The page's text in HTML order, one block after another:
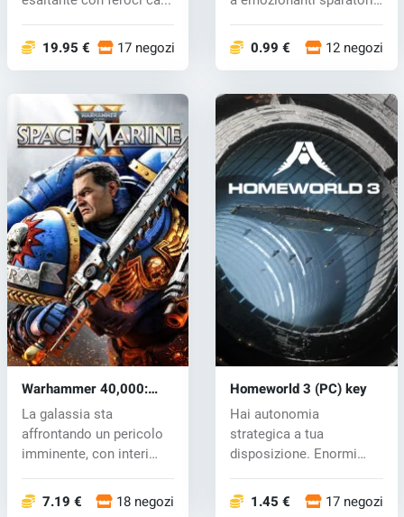
19.95 € 17 negozi 0.99 € 12 negozi
Warhammer 40,000:
Space Marine 2 (PC) key
La galassia sta
affrontando un pericolo
imminente, con interi
7.19 € 18 negozi
Homeworld 3 (PC) key
Hai autonomia
strategica a tua
disposizione. Enormi
1.45 € 17 negozi